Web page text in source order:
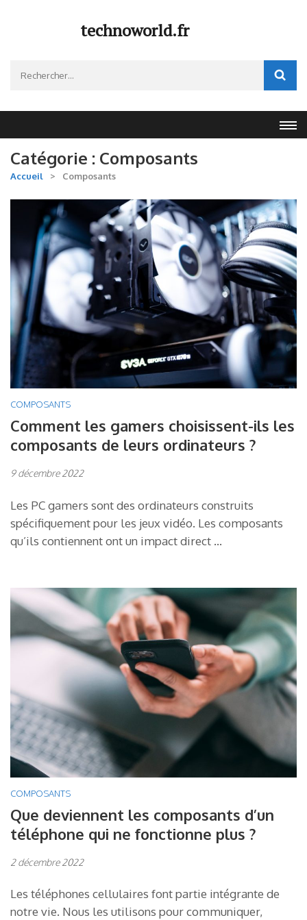
Entrée)
technoworld.fr
Catégorie : Composants
Accueil > Composants
COMPOSANTS
Comment les gamers choisissent-ils les
composants de leurs ordinateurs ?
9 décembre 2022
Les PC gamers sont des ordinateurs construits
spécifiquement pour les jeux vidéo. Les composants
qu’ils contiennent ont un impact direct …
COMPOSANTS
Que deviennent les composants d’un
téléphone qui ne fonctionne plus ?
2 décembre 2022
Les téléphones cellulaires font partie intégrante de
notre vie. Nous les utilisons pour communiquer,